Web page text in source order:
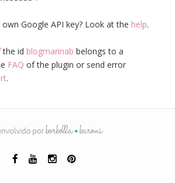
Google API key? Look at the help.
the id blogmarinab belongs to a
FAQ of the plugin or send error
.